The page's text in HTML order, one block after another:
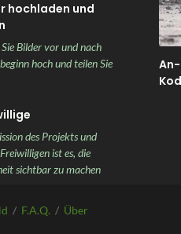
hochladen und
Bilder vor und nach
hoch und teilen Sie
des Projekts und
ist es, die
sichtbar zu machen
/ F.A.Q. / Über